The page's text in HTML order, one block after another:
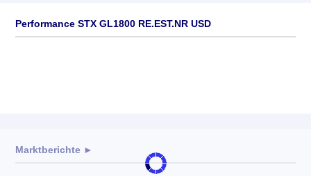
Performance STX GL1800 RE.EST.NR USD
Marktberichte ►